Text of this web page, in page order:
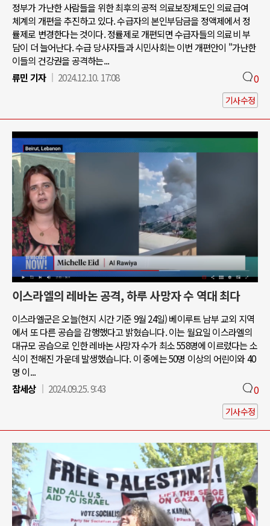
정부가 가난한 사람들을 위한 최후의 공적 의료보장제도인 의료급여
체계의 개편을 추진하고 있다. 수급자의 본인부담금을 정액제에서 정
률제로 변경한다는 것이다. 정률제로 개편되면 수급자들의 의료비 부
담이 더 늘어난다. 수급 당사자들과 시민사회는 이번 개편안이 "가난한
이들의 건강권을 공격하는...
류민 기자
2024.12.10. 17:08 0
기사수정
이스라엘의 레바논 공격, 하루 사망자 수 역대 최다
이스라엘군은 오늘(현지 시간 기준 9월 24일) 베이루트 남부 교외 지역
에서 또 다른 공습을 감행했다고 밝혔습니다. 이는 월요일 이스라엘의
대규모 공습으로 인한 레바논 사망자 수가 최소 558명에 이르렀다는 소
식이 전해진 가운데 발생했습니다. 이 중에는 50명 이상의 어린이와 40
명 이...
참세상
2024.09.25. 9:43 0
기사수정